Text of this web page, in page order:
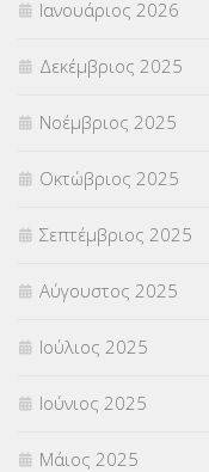
ΣΥΝΤΑΞΕΙΣ(12)
ΣΧΟΛΙΚΟΙ ΣΥΜΒΟΥΛΟΙ
ΥΠΕΡΑΡΙΘΜΟΙ(1)
ΥΠΟΤΡΟΦΙΕΣ(28)
ΦΥΣΙΚΗ ΑΓΩΓΗ(692)
Χωρίς κατηγορία
Ιανουάριος 2026
Δεκέμβριος 2025
Νοέμβριος 2025
Οκτώβριος 2025
Σεπτέμβριος 2025
Αύγουστος 2025
Ιούλιος 2025
Ιούνιος 2025
Μάιος 2025